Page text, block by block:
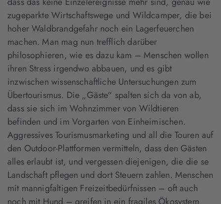
zugeparkte Wirtschaftswege und Wildcamper, die bei
hoher Waldbrandgefahr noch ein Lagerfeuerchen
machen. Man mag nun trefflich darüber
philosophieren, wie es dazu kam – Menschen wollen
ihren Stress irgendwo abbauen, und es gibt
inzwischen wissenschaftliche Untersuchungen zum
Übertourismus. Die „Gäste“ spalten sich da von ab,
dass sie sich im Wohnzimmer von Wildtieren
befinden und im Vorgarten von Einheimischen.
Aggressives Tourismusmarketing und all die Touren auf
den Outdoor-Plattformen vermitteln, dass den Gästen
alles erlaubt ist, und vergessen diejenigen, die die se
Landschaft pflegen und dort Steuern zahlen. Menschen
mit mannigfaltigen Freizeitbedürfnissen – oft auch